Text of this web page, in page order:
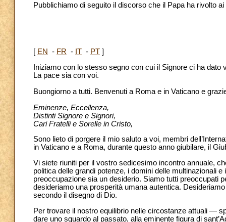
Pubblichiamo di seguito il discorso che il Papa ha rivolto ai
[ EN - FR - IT - PT ]
Iniziamo con lo stesso segno con cui il Signore ci ha dato
La pace sia con voi.
Buongiorno a tutti. Benvenuti a Roma e in Vaticano e
Eminenze, Eccellenza,
Distinti Signore e Signori,
Cari Fratelli e Sorelle in Cristo,
Sono lieto di porgere il mio saluto a voi, membri
in Vaticano e a Roma, durante questo anno giubilare, il
Vi siete riuniti per il vostro sedicesimo incontro annuale,
politica delle grandi potenze, i domini delle multinazionali
preoccupazione sia un desiderio. Siamo tutti preoccupati
desideriamo una prosperità umana autentica.
secondo il disegno di Dio.
Per trovare il nostro equilibrio nelle circostanze attuali —
dare uno sguardo al passato, alla eminente figura di